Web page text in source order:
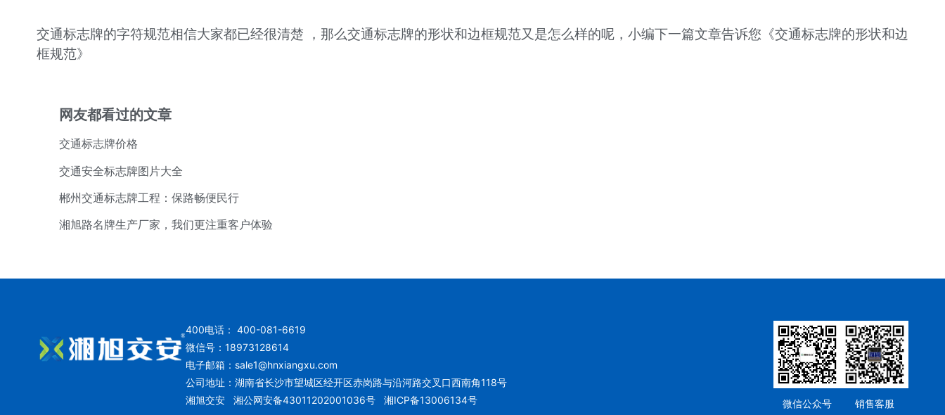
交通标志牌的字符规范相信大家都已经很清楚 ，那么交通标志牌的形状和边框规范又是怎么样的呢，小编下一篇文章告诉您《交通标志牌的形状和边
框规范》
网友都看过的文章
交通标志牌价格
交通安全标志牌图片大全
郴州交通标志牌工程：保路畅便民行
湘旭路名牌生产厂家，我们更注重客户体验
400电话： 400-081-6619
微信号：18973128614
电子邮箱： sale1@hnxiangxu.com
公司地址：湖南省长沙市望城区经开区赤岗路与沿河路交叉口西南角118号
湘旭交安 湘公网安备43011202001036号 湘ICP备13006134号 微信公众号 销售客服